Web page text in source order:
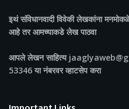
इथं संविधानवादी विवेकी लेखकांना
आहे तर आमच्याकडे लेख पाठवा
आपले लेखन साहित्य
53346 या नंबरवर व्हाटसेप करा